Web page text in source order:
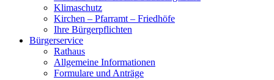
Klimaschutz
Kirchen – Pfarramt – Friedhöfe
Ihre Bürgerpflichten
Bürgerservice
Rathaus
Allgemeine Informationen
Formulare und Anträge